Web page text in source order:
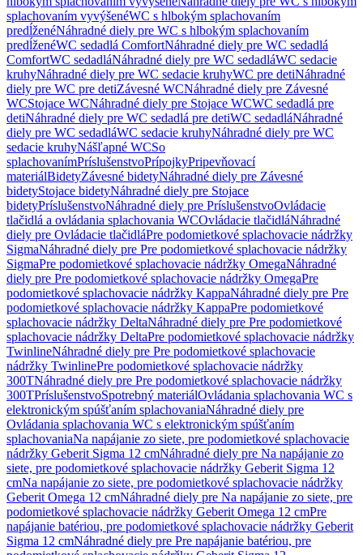
splachovaním vyvýšenéWC s hlbokým splachovaním
predĺženéNáhradné diely pre WC s hlbokým splachovaním
predĺženéWC sedadlá ComfortNáhradné diely pre WC sedadlá
ComfortWC sedadláNáhradné diely pre WC sedadláWC sedacie
kruhyNáhradné diely pre WC sedacie kruhyWC pre detiNáhradné
diely pre WC pre detiZávesné WCNáhradné diely pre Závesné
WCStojace WCNáhradné diely pre Stojace WCWC sedadlá pre
detiNáhradné diely pre WC sedadlá pre detiWC sedadláNáhradné
diely pre WC sedadláWC sedacie kruhyNáhradné diely pre WC
sedacie kruhyNášľapné WCSo
splachovanímPríslušenstvoPrípojkyPripevňovací
materiálBidetyZávesné bidetyNáhradné diely pre Závesné
bidetyStojace bidetyNáhradné diely pre Stojace
bidetyPríslušenstvoNáhradné diely pre PríslušenstvoOvládacie
tlačidlá a ovládania splachovania WCOvládacie tlačidláNáhradné
diely pre Ovládacie tlačidláPre podomietkové splachovacie nádržky
SigmaNáhradné diely pre Pre podomietkové splachovacie nádržky
SigmaPre podomietkové splachovacie nádržky OmegaNáhradné
diely pre Pre podomietkové splachovacie nádržky OmegaPre
podomietkové splachovacie nádržky KappaNáhradné diely pre Pre
podomietkové splachovacie nádržky KappaPre podomietkové
splachovacie nádržky DeltaNáhradné diely pre Pre podomietkové
splachovacie nádržky DeltaPre podomietkové splachovacie nádržky
TwinlineNáhradné diely pre Pre podomietkové splachovacie
nádržky TwinlinePre podomietkové splachovacie nádržky
300TNáhradné diely pre Pre podomietkové splachovacie nádržky
300TPríslušenstvoSpotrebný materiálOvládania splachovania WC s
elektronickým spúšťaním splachovaniaNáhradné diely pre
Ovládania splachovania WC s elektronickým spúšťaním
splachovaniaNa napájanie zo siete, pre podomietkové splachovacie
nádržky Geberit Sigma 12 cmNáhradné diely pre Na napájanie zo
siete, pre podomietkové splachovacie nádržky Geberit Sigma 12
cmNa napájanie zo siete, pre podomietkové splachovacie nádržky
Geberit Omega 12 cmNáhradné diely pre Na napájanie zo siete, pre
podomietkové splachovacie nádržky Geberit Omega 12 cmPre
napájanie batériou, pre podomietkové splachovacie nádržky Geberit
Sigma 12 cmNáhradné diely pre Pre napájanie batériou, pre